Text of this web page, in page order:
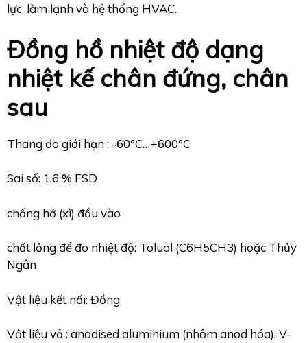
lực, làm lạnh và hệ thống HVAC.
Đồng hồ nhiệt độ dạng
nhiệt kế chân đứng, chân
sau
Thang đo giới hạn : -60°C…+600°C
Sai số: 1,6 % FSD
chống hở (xì) đầu vào
chất lỏng để đo nhiệt độ: Toluol (C6H5CH3) hoặc Thủy
Ngân
Vật liệu kết nối: Đồng
Vật liệu vỏ : anodised aluminium (nhôm anod hóa), V-